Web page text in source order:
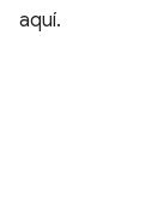
aquí.